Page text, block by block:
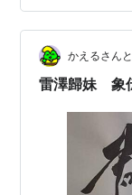
するなり あし
り。 何回聞い
は比せず、応ぜ
す。 応ぜず、
かえるさん
雷澤歸妹